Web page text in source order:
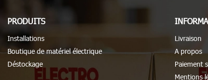
PRODUITS
Installations
Boutique de matériel électrique
Déstockage
Livraison
A propos
Paiement
Mentions